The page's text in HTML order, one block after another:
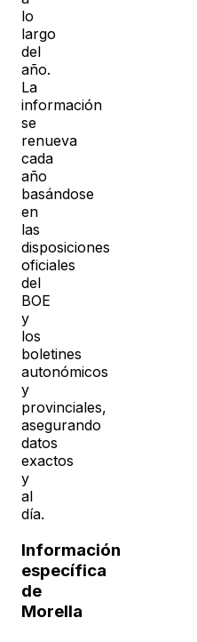
lo
largo
del
año.
La
información
se
renueva
cada
año
basándose
en
las
disposiciones
oficiales
del
BOE
y
los
boletines
autonómicos
y
provinciales,
asegurando
datos
exactos
y
al
día.
Información
específica
de
Morella